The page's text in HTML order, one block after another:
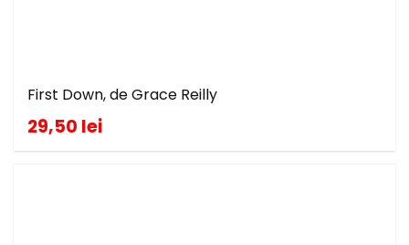
First Down, de Grace Reilly
29,50 lei